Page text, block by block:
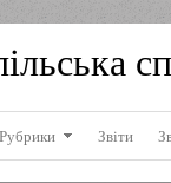
Рубрики Звіти